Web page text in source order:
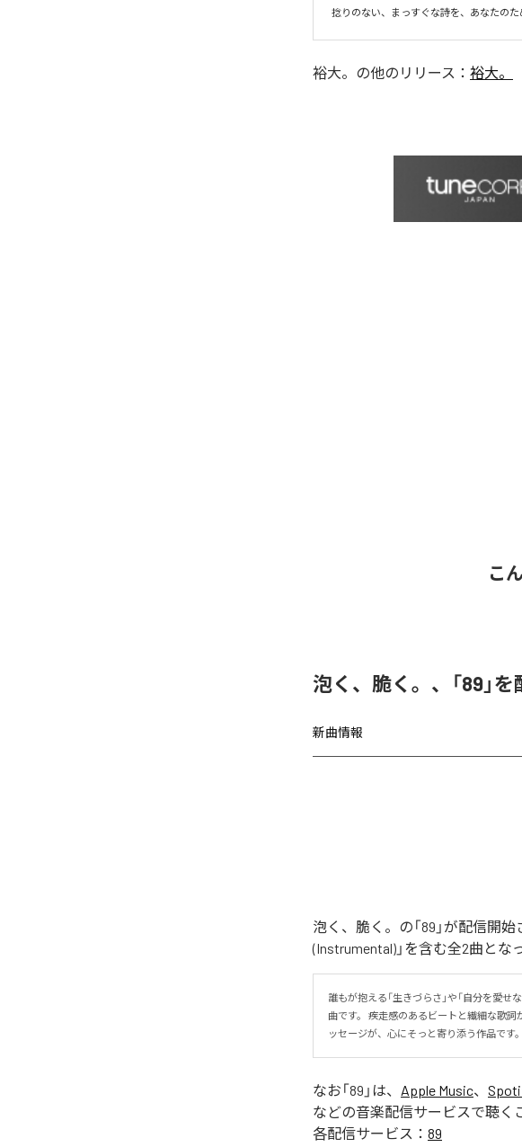
捻りのない、まっすぐな詩を、あなたのた
裕大。 の他のリリース： 裕大。
こ
泡く、脆く。、「89」
新曲情報
泡く、脆く。の「89」が配信開
(Instrumental)」を含む全2曲とな
誰もが抱える「生きづらさ」や「自分を愛
曲です。 疾走感のあるビートと繊細な歌詞
ッセージが、心にそっと寄り添う作品です。
なお「89 」は、 Apple Music、
などの音楽配信サービスで聴く
各配信サービス： 89